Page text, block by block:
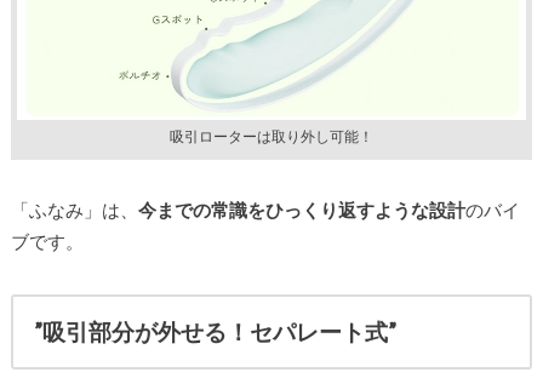
吸引ローターは取り外し可能！
「ふなみ」は、 今までの常識をひっくり返すような設計のバイ
ブです。
”吸引部分が外せる！セパレート式”